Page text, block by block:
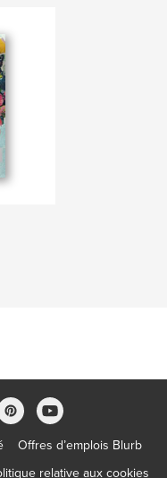
Offres d’emplois Blurb
relative aux cookies